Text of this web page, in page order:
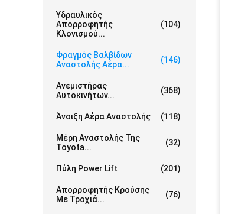
Υδραυλικός
Απορροφητής
Κλονισμού...
(104)
Φραγμός Βαλβίδων
Αναστολής Αέρα...
(146)
Ανεμιστήρας
Αυτοκινήτων...
(368)
Άνοιξη Αέρα Αναστολής (118)
Μέρη Αναστολής Της
Toyota...
(32)
Πύλη Power Lift (201)
Απορροφητής Κρούσης
Με Τροχιά...
(76)